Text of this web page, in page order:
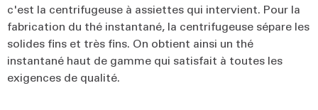
c'est la centrifugeuse à assiettes qui intervient. Pour la
fabrication du thé instantané, la centrifugeuse sépare les
solides fins et très fins. On obtient ainsi un thé
instantané haut de gamme qui satisfait à toutes les
exigences de qualité.